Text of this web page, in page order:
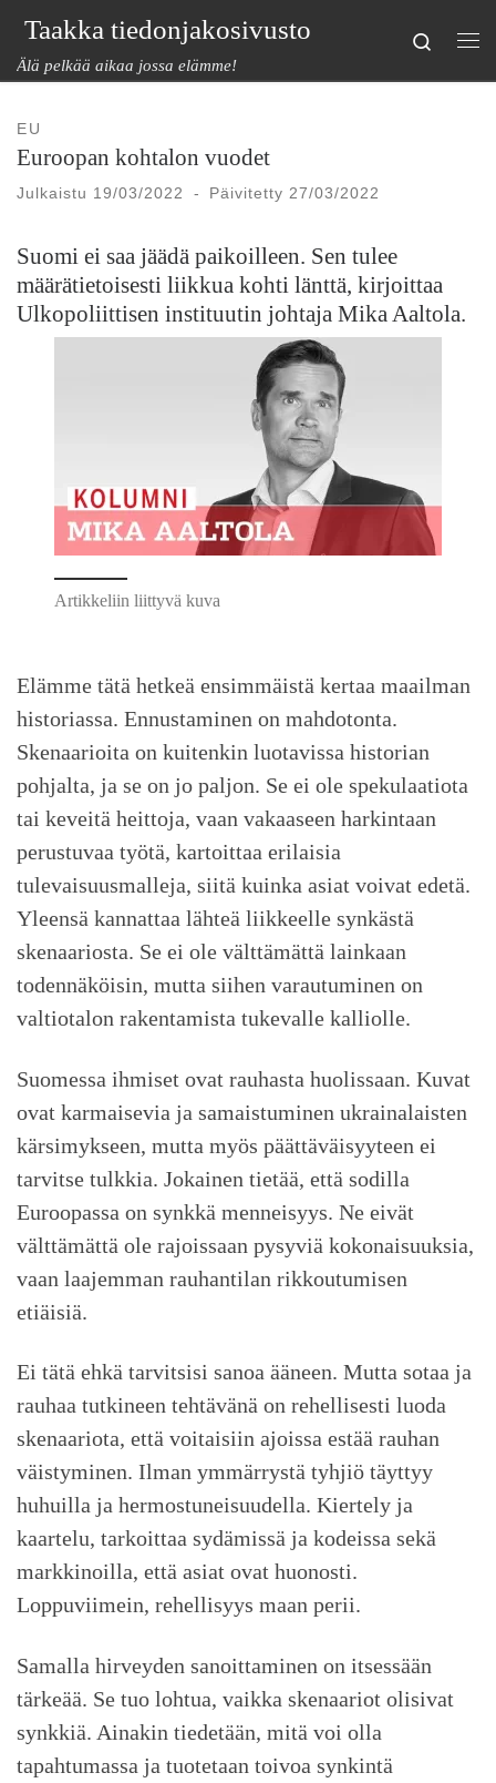
Skip to content
Taakka tiedonjakosivusto
Älä pelkää aikaa jossa elämme!
Search
EU
Euroopan kohtalon vuodet
Julkaistu 19/03/2022 - Päivitetty 27/03/2022
Suomi ei saa jäädä paikoilleen. Sen tulee
määrätietoisesti liikkua kohti länttä, kirjoittaa
Ulkopoliittisen instituutin johtaja Mika Aaltola.
Artikkeliin liittyvä kuva
Elämme tätä hetkeä ensimmäistä kertaa maailman
historiassa. Ennustaminen on mahdotonta.
Skenaarioita on kuitenkin luotavissa historian
pohjalta, ja se on jo paljon. Se ei ole spekulaatiota
tai keveitä heittoja, vaan vakaaseen harkintaan
perustuvaa työtä, kartoittaa erilaisia
tulevaisuusmalleja, siitä kuinka asiat voivat edetä.
Yleensä kannattaa lähteä liikkeelle synkästä
skenaariosta. Se ei ole välttämättä lainkaan
todennäköisin, mutta siihen varautuminen on
valtiotalon rakentamista tukevalle kalliolle.
Suomessa ihmiset ovat rauhasta huolissaan. Kuvat
ovat karmaisevia ja samaistuminen ukrainalaisten
kärsimykseen, mutta myös päättäväisyyteen ei
tarvitse tulkkia. Jokainen tietää, että sodilla
Euroopassa on synkkä menneisyys. Ne eivät
välttämättä ole rajoissaan pysyviä kokonaisuuksia,
vaan laajemman rauhantilan rikkoutumisen
etiäisiä.
Ei tätä ehkä tarvitsisi sanoa ääneen. Mutta sotaa ja
rauhaa tutkineen tehtävänä on rehellisesti luoda
skenaariota, että voitaisiin ajoissa estää rauhan
väistyminen. Ilman ymmärrystä tyhjiö täyttyy
huhuilla ja hermostuneisuudella. Kiertely ja
kaartelu, tarkoittaa sydämissä ja kodeissa sekä
markkinoilla, että asiat ovat huonosti.
Loppuviimein, rehellisyys maan perii.
Samalla hirveyden sanoittaminen on itsessään
tärkeää. Se tuo lohtua, vaikka skenaariot olisivat
synkkiä. Ainakin tiedetään, mitä voi olla
tapahtumassa ja tuotetaan toivoa synkintä